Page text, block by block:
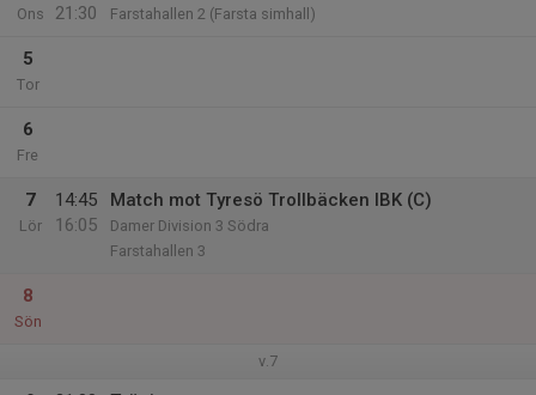
Ons
21:30
Farstahallen 2 (Farsta simhall)
5
Tor
6
Fre
7
Lör
14:45
16:05
Match mot Tyresö Trollbäcken IBK (C)
Damer Division 3 Södra
Farstahallen 3
8
Sön
v.7